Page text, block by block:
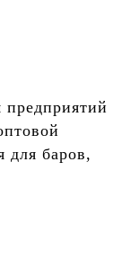
предприятий
для баров,